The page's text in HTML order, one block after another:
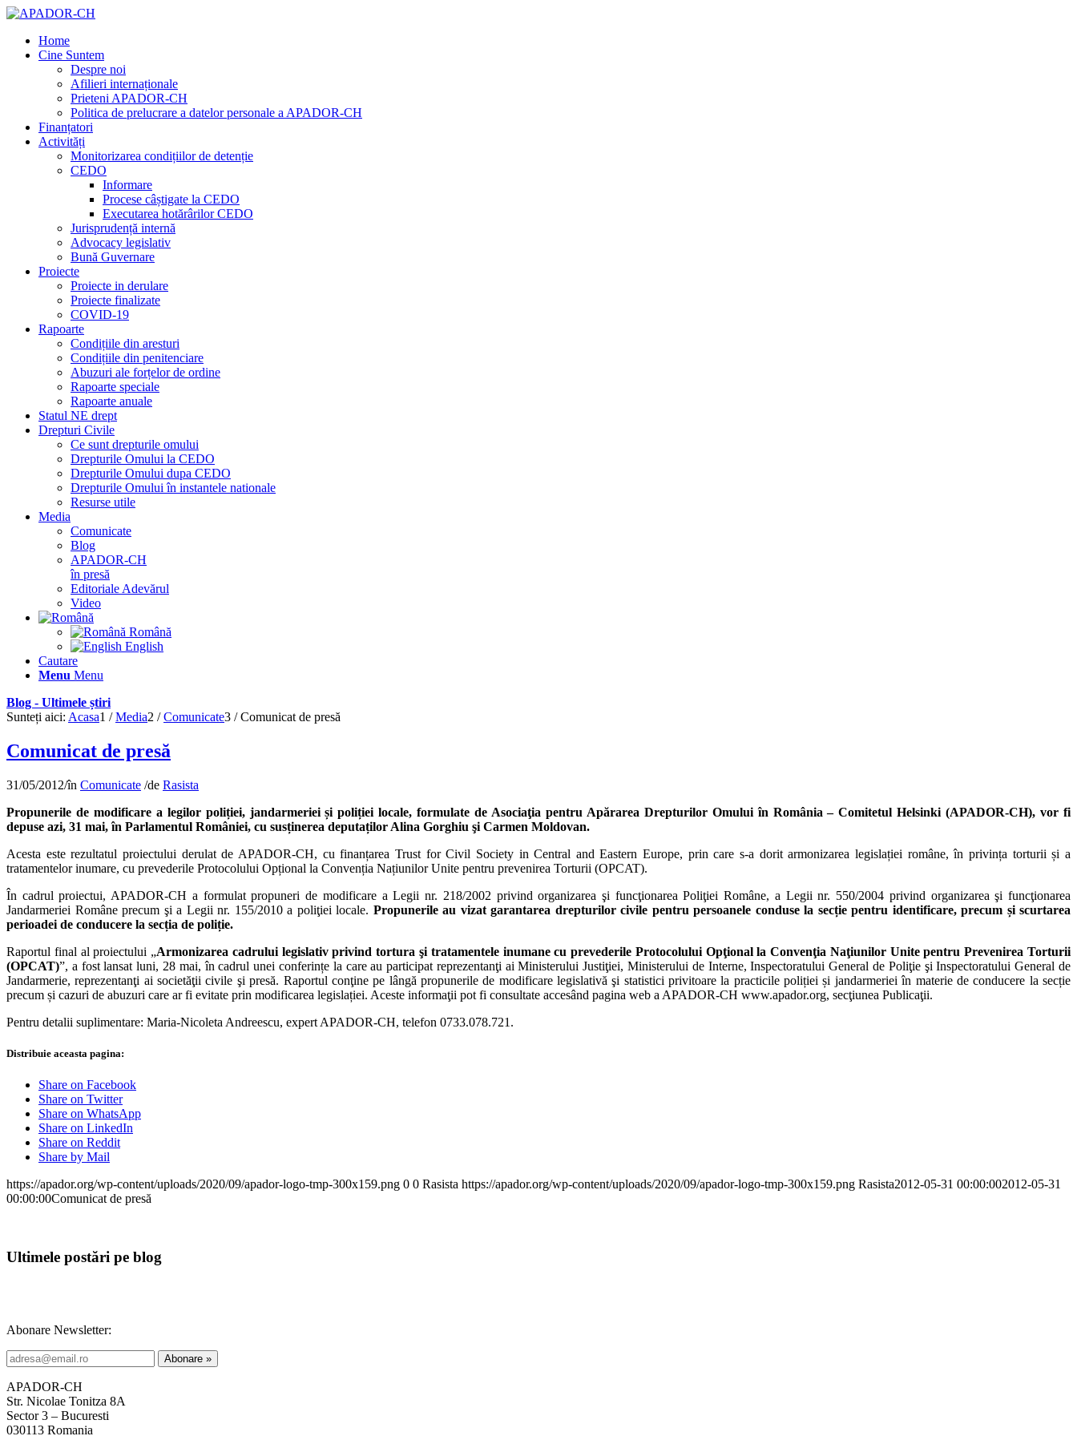
Home
Cine Suntem
Despre noi
Afilieri internaționale
Prieteni APADOR-CH
Politica de prelucrare a datelor personale a APADOR-CH
Finanțatori
Activități
Monitorizarea condițiilor de detenție
CEDO
Informare
Procese câștigate la CEDO
Executarea hotărârilor CEDO
Jurisprudență internă
Advocacy legislativ
Bună Guvernare
Proiecte
Proiecte in derulare
Proiecte finalizate
COVID-19
Rapoarte
Condițiile din aresturi
Condițiile din penitenciare
Abuzuri ale forțelor de ordine
Rapoarte speciale
Rapoarte anuale
Statul NE drept
Drepturi Civile
Ce sunt drepturile omului
Drepturile Omului la CEDO
Drepturile Omului dupa CEDO
Drepturile Omului în instantele nationale
Resurse utile
Media
Comunicate
Blog
APADOR-CH
în presă
Editoriale Adevărul
Video
Română
English
Cautare
Menu Menu
Blog - Ultimele știri
Sunteți aici: Acasa1 / Media2 / Comunicate3 / Comunicat de presă
Comunicat de presă
31/05/2012/în Comunicate /de Rasista
Propunerile de modificare a legilor poliției, jandarmeriei și poliției locale, formulate de Asociaţia pentru Apărarea Drepturilor Omului în România – Comitetul Helsinki (APADOR-CH), vor fi
depuse azi, 31 mai, în Parlamentul României, cu susținerea deputaților Alina Gorghiu şi Carmen Moldovan.
Acesta este rezultatul proiectului derulat de APADOR-CH, cu finanțarea Trust for Civil Society in Central and Eastern Europe, prin care s-a dorit armonizarea legislației române, în privința torturii și a
tratamentelor inumare, cu prevederile Protocolului Opțional la Convenția Națiunilor Unite pentru prevenirea Torturii (OPCAT).
În cadrul proiectui, APADOR-CH a formulat propuneri de modificare a Legii nr. 218/2002 privind organizarea şi funcţionarea Poliţiei Române, a Legii nr. 550/2004 privind organizarea şi funcţionarea
Jandarmeriei Române precum şi a Legii nr. 155/2010 a poliţiei locale. Propunerile au vizat garantarea drepturilor civile pentru persoanele conduse la secție pentru identificare, precum și scurtarea
perioadei de conducere la secția de poliție.
Raportul final al proiectului „Armonizarea cadrului legislativ privind tortura şi tratamentele inumane cu prevederile Protocolului Opţional la Convenţia Naţiunilor Unite pentru Prevenirea Torturii
(OPCAT)”, a fost lansat luni, 28 mai, în cadrul unei conferințe la care au participat reprezentanţi ai Ministerului Justiţiei, Ministerului de Interne, Inspectoratului General de Poliţie şi Inspectoratului General de
Jandarmerie, reprezentanţi ai societăţii civile şi presă. Raportul conţine pe lângă propunerile de modificare legislativă şi statistici privitoare la practicile poliției și jandarmeriei în materie de conducere la secție
precum și cazuri de abuzuri care ar fi evitate prin modificarea legislației. Aceste informaţii pot fi consultate accesând pagina web a APADOR-CH www.apador.org, secţiunea Publicaţii.
Pentru detalii suplimentare: Maria-Nicoleta Andreescu, expert APADOR-CH, telefon 0733.078.721.
Distribuie aceasta pagina:
Share on Facebook
Share on Twitter
Share on WhatsApp
Share on LinkedIn
Share on Reddit
Share by Mail
https://apador.org/wp-content/uploads/2020/09/apador-logo-tmp-300x159.png 0 0 Rasista https://apador.org/wp-content/uploads/2020/09/apador-logo-tmp-300x159.png Rasista2012-05-31 00:00:002012-05-31
00:00:00Comunicat de presă
Ultimele postări pe blog
Abonare Newsletter:
APADOR-CH
Str. Nicolae Tonitza 8A
Sector 3 – Bucuresti
030113 Romania